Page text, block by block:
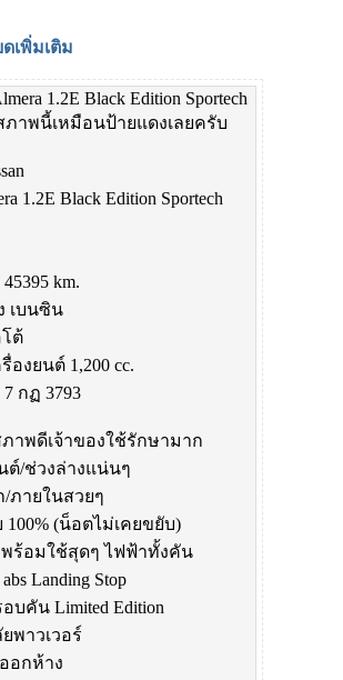
เพิ่มเติม
1.2E Black Edition Sportech
ภาพนี้เหมือนป้ายแดงเลยครับ
1.2E Black Edition Sportech
km.
เบนซิน
โต้
องยนต์ 1,200 cc.
กฏ 3793
าพดีเจ้าของใช้รักษามาก
ต์/ช่วงล่างแน่นๆ
ภายในสวยๆ
100% (น็อตไม่เคยขยับ)
พร้อมใช้สุดๆ ไฟฟ้าทั้งคัน
Landing Stop
บคัน Limited Edition
พาวเวอร์
อกห้าง